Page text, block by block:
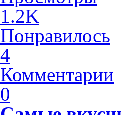
1.2K
Понравилось
4
Комментарии
0